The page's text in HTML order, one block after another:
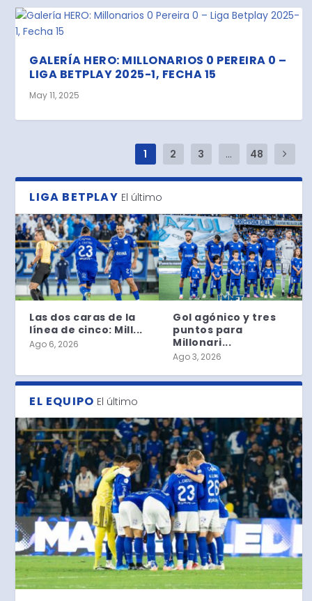
GALERÍA HERO: MILLONARIOS 0 PEREIRA 0 –
LIGA BETPLAY 2025-1, FECHA 15
May 11, 2025
1 2 3 ... 48
LIGA BETPLAY El último
Las dos caras de la
línea de cinco: Mill...
Ago 6, 2026
Gol agónico y tres
puntos para
Millonari...
Ago 3, 2026
EL EQUIPO El último